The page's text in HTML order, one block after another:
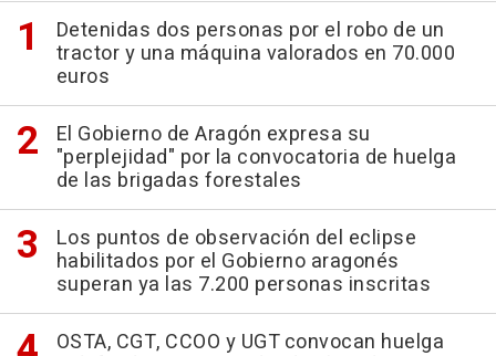
Detenidas dos personas por el robo de un
tractor y una máquina valorados en 70.000
euros
El Gobierno de Aragón expresa su
"perplejidad" por la convocatoria de huelga
de las brigadas forestales
Los puntos de observación del eclipse
habilitados por el Gobierno aragonés
superan ya las 7.200 personas inscritas
OSTA, CGT, CCOO y UGT convocan huelga